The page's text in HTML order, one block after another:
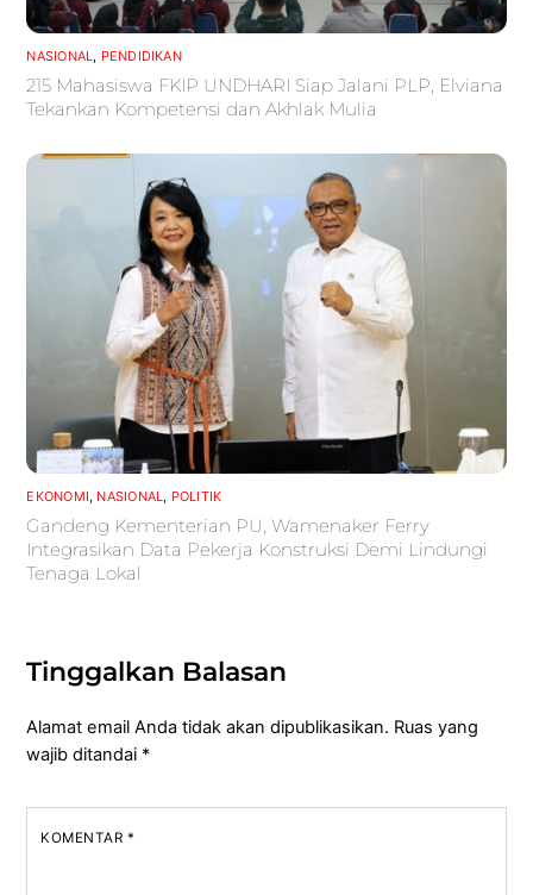
NASIONAL, PENDIDIKAN
215 Mahasiswa FKIP UNDHARI Siap Jalani PLP, Elviana
Tekankan Kompetensi dan Akhlak Mulia
EKONOMI, NASIONAL, POLITIK
Gandeng Kementerian PU, Wamenaker Ferry
Integrasikan Data Pekerja Konstruksi Demi Lindungi
Tenaga Lokal
Tinggalkan Balasan
Alamat email Anda tidak akan dipublikasikan. Ruas yang
wajib ditandai *
KOMENTAR *